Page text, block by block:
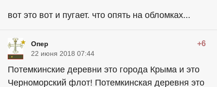
вот это вот и пугает. что опять на обломках...
Опер +6
22 июня 2018 07:44
Потемкинские деревни это города Крыма и это
Черноморский флот! Потемкинская деревня это